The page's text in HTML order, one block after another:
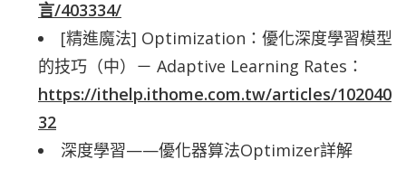
言/403334/
[精進魔法] Optimization：優化深度學習模型
的技巧（中）－ Adaptive Learning Rates：
https://ithelp.ithome.com.tw/articles/102040
32
深度學習——優化器算法Optimizer詳解